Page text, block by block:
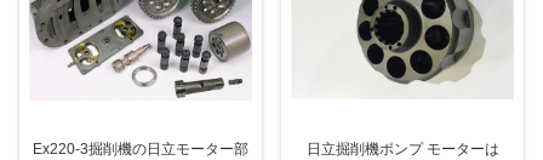
Ex220-3掘削機の日立モーター部
日立掘削機ポンプ モーターは